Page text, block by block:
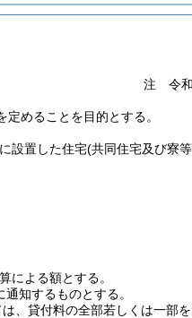
注 令和
めることを目的とする。
設置した住宅(共同住宅及び寮
による額とする。
知するものとする。
、貸付料の全部若しくは一部を